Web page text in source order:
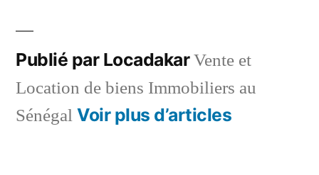
Publié par LocadakarVente et
Location de biens Immobiliers au
Sénégal Voir plus d’articles